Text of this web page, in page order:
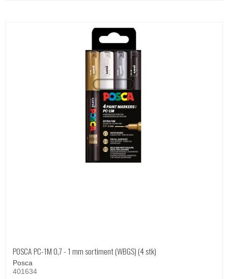
POSCA PC-1M 0,7 - 1 mm sortiment (WBGS) (4 stk)
Posca
401634